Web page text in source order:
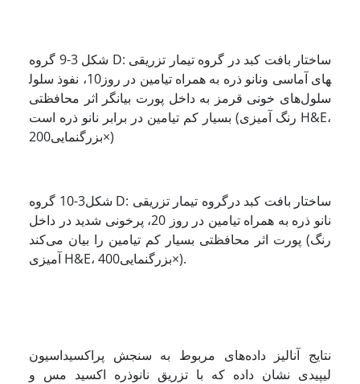
شکل 3-9 گروه D: ساختار بافت کبد در گروه تیمار تزریقی
نانو ذره به همراه تیامین در روز10، نفوذ سلول‎های آماسی و
سلول‌های خونی قرمز به داخل پورت بیانگر اثر محافظتی
بسیار کم تیامین در برابر نانو ذره است (رنگ آمیزی H&E،
بزرگنمایی200×)
شکل3-10 گروه D: ساختار بافت کبد درگروه تیمار تزریقی
نانو ذره به همراه تیامین در روز 20، پرخونی شدید در داخل
پورت اثر محافظتی بسیار کم تیامین را بیان می‌کند (رنگ
آمیزی H&E، بزرگنمایی400×).
نتایج آنالیز داده‌های مربوط به سنجش پراکسیداسیون
لیپیدی نشان داده که با تزریق نانوذره اکسید مس و